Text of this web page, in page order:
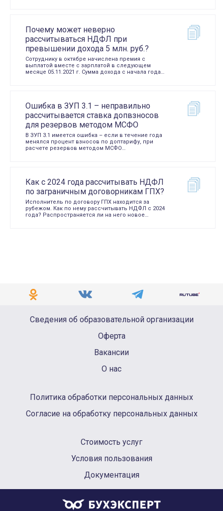
Почему может неверно
рассчитываться НДФЛ при
превышении дохода 5 млн. руб.?
Сотруднику в октябре начислена премия с
выплатой вместе с зарплатой в следующем
месяце 05.11.2021 г. Сумма дохода с начала года…
Ошибка в ЗУП 3.1 – неправильно
рассчитывается ставка допвзносов
для резервов методом МСФО
В ЗУП 3.1 имеется ошибка – если в течение года
менялся процент взносов по доптарифу, при
расчете резервов методом МСФО…
Как с 2024 года рассчитывать НДФЛ
по заграничным договорникам ГПХ?
Исполнитель по договору ГПХ находится за
рубежом. Как по нему рассчитывать НДФЛ с 2024
года? Распространяется ли на него новое…
Сведения об образовательной организации
Оферта
Вакансии
О нас
Политика обработки персональных данных
Согласие на обработку персональных данных
Стоимость услуг
Условия пользования
Документация